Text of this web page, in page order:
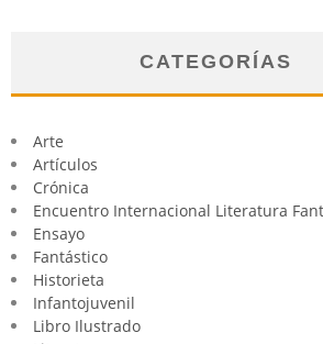
CATEGORÍAS
Arte
Artículos
Crónica
Encuentro Internacional Literatura
Ensayo
Fantástico
Historieta
Infantojuvenil
Libro Ilustrado